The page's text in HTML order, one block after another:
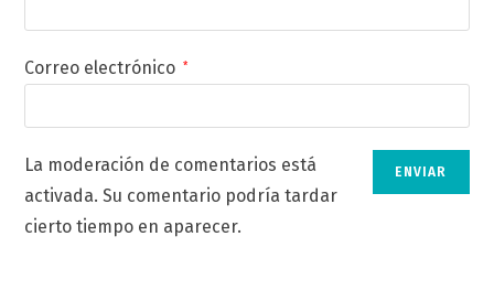
Correo electrónico *
La moderación de comentarios está
activada. Su comentario podría tardar
cierto tiempo en aparecer.